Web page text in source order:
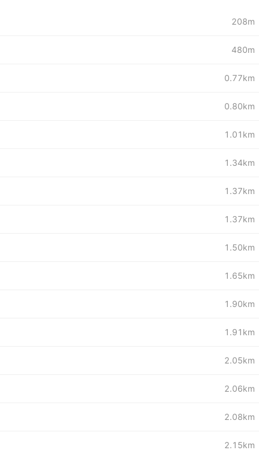
208m
480m
0.77km
0.80km
1.01km
1.34km
1.37km
1.37km
1.50km
1.65km
1.90km
1.91km
2.05km
2.06km
2.08km
2.15km